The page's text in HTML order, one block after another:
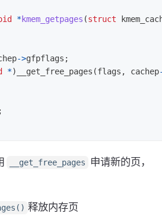
*kmem_getpages (struct
->gfpflags ;
*) __get_free_pages (flags , cachep
;
__get_free_pages
申请新的页，
释放内存页